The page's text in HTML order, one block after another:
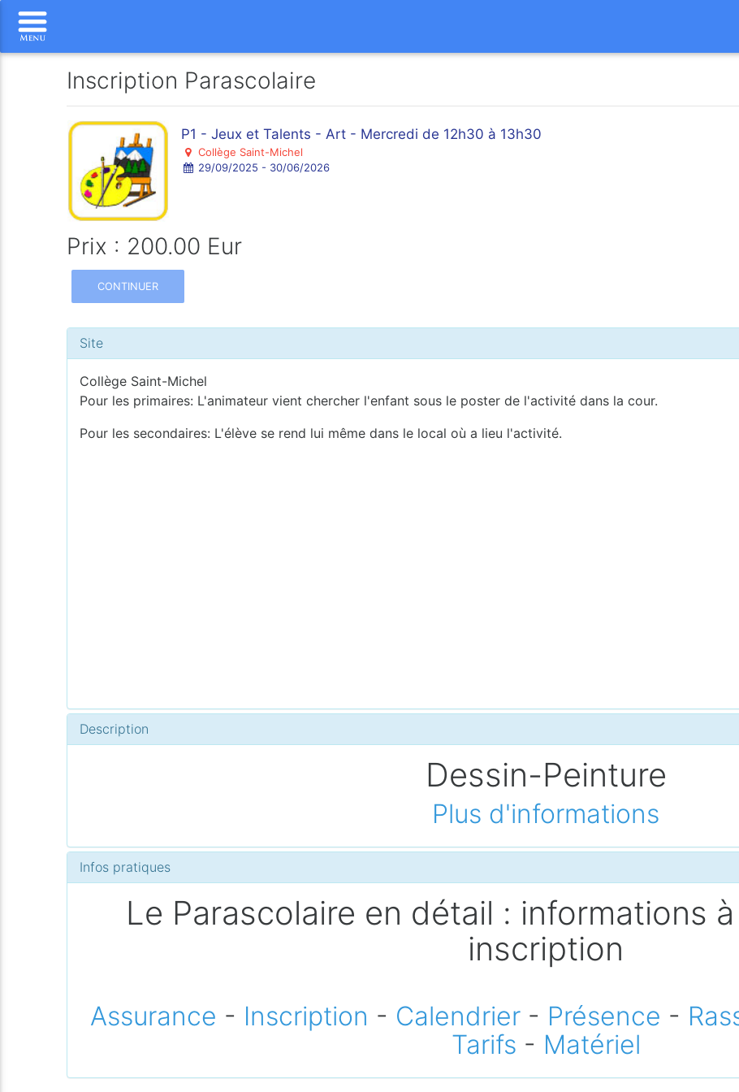
Inscription Parascolaire
P1 - Jeux et Talents - Art - Mercredi de 12h30 à 13h30
Collège Saint-Michel
29/09/2025 - 30/06/2026
Prix : 200.00 Eur
CONTINUER
Site
Collège Saint-Michel
Pour les primaires: L'animateur vient chercher l'enfant sous le poster de l'activité dans la cour.
Pour les secondaires: L'élève se rend lui même dans le local où a lieu l'activité.
Description
Dessin-Peinture
Plus d'informations
Infos pratiques
Le Parascolaire en détail : informations
inscription
Assurance - Inscription - Calendrier- Présence -
Tarifs - Matériel